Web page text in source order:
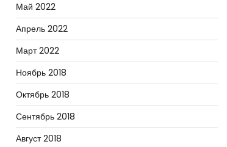
Май 2022
Апрель 2022
Март 2022
Ноябрь 2018
Октябрь 2018
Сентябрь 2018
Август 2018